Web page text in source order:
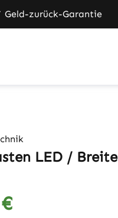
Geld-zurück-Garantie
LED / Breite